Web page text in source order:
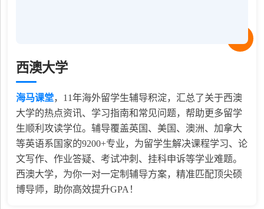
西澳大学
海马课堂， 11年海外留学生辅导积淀，汇总了关于西澳
大学的热点资讯、学习指南和常见问题，帮助更多留学
生顺利攻读学位。辅导覆盖英国、美国、澳洲、加拿大
等英语系国家的9200+专业，为留学生解决课程学习、论
文写作、作业答疑、考试冲刺、挂科申诉等学业难题。
西澳大学，为你一对一定制辅导方案，精准匹配顶尖硕
博导师，助你高效提升GPA！